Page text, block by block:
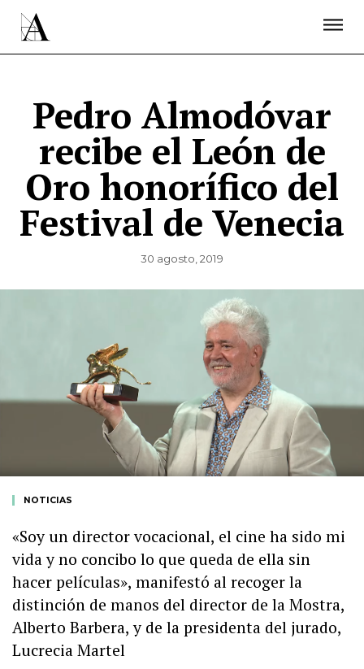
Pedro Almodóvar
recibe el León de
Oro honorífico del
Festival de Venecia
30 agosto, 2019
NOTICIAS
«Soy un director vocacional, el cine ha sido mi
vida y no concibo lo que queda de ella sin
hacer películas», manifestó al recoger la
distinción de manos del director de la Mostra,
Alberto Barbera, y de la presidenta del jurado,
Lucrecia Martel
ÚNETE A LA ACADEMIA DE CINE
PRENSA
NEWSLETTER